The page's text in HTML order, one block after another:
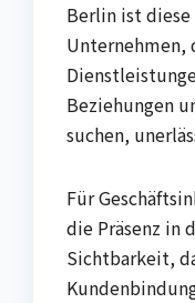
Berlin ist diese
Unternehmen,
Beziehungen
suchen,
Für
die Präsenz in
Sichtbarkeit,